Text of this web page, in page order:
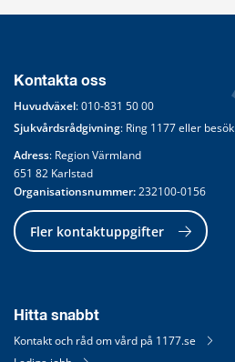
Kontakta oss
Huvudväxel: 010-831 50 00
Sjukvårdsrådgivning: Ring 1177 eller besök
Adress: Region Värmland
651 82 Karlstad
Organisationsnummer: 232100-0156
Fler kontaktuppgifter
Hitta snabbt
Kontakt och råd om vård på 1177.se